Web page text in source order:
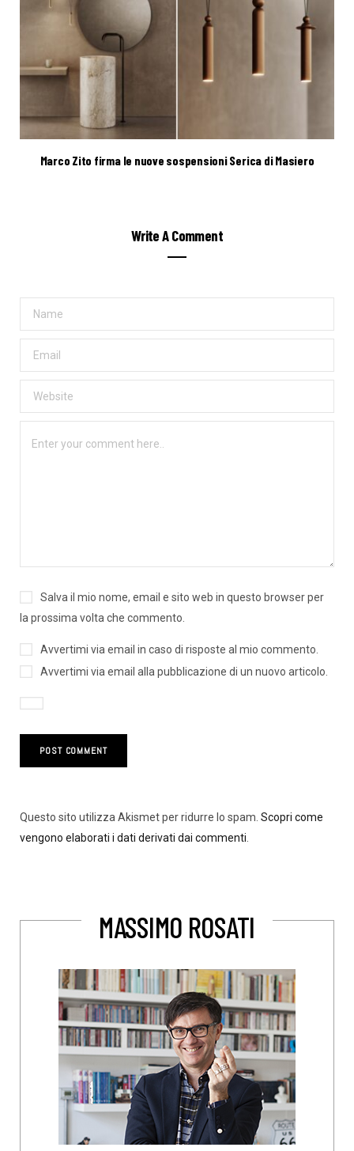
Marco Zito firma le nuove sospensioni Serica di Masiero
Write A Comment
Salva il mio nome, email e sito web in questo browser per
la prossima volta che commento.
Avvertimi via email in caso di risposte al mio commento.
Avvertimi via email alla pubblicazione di un nuovo articolo.
Questo sito utilizza Akismet per ridurre lo spam. Scopri come
vengono elaborati i dati derivati dai commenti
MASSIMO ROSATI